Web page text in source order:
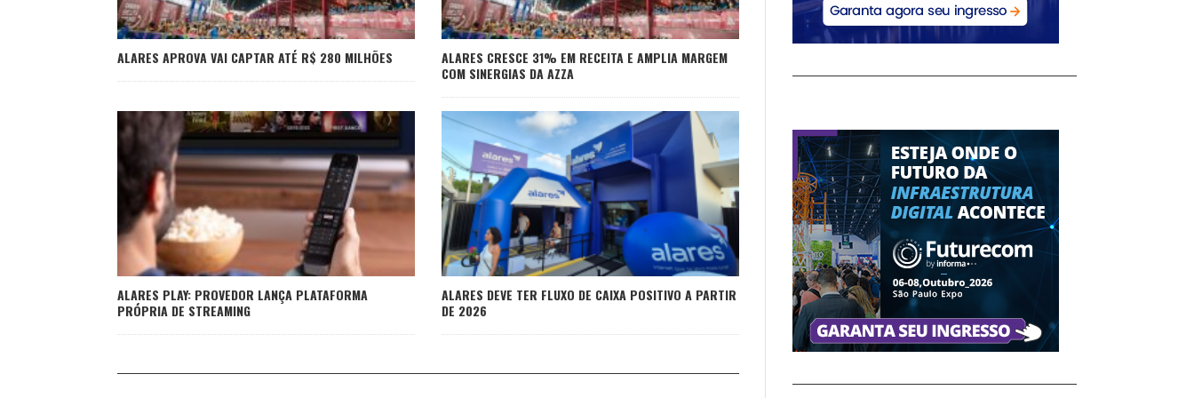
ALARES APROVA VAI CAPTAR ATÉ R$ 280 MILHÕES
ALARES CRESCE 31% EM RECEITA E AMPLIA MARGEM
COM SINERGIAS DA AZZA
ALARES PLAY: PROVEDOR LANÇA PLATAFORMA
PRÓPRIA DE STREAMING
ALARES DEVE TER FLUXO DE CAIXA POSITIVO A PARTIR
DE 2026